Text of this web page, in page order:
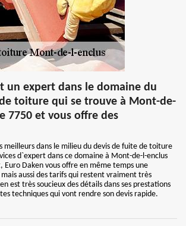
un expert dans le domaine du
toiture qui se trouve à Mont-de-
7750 et vous offre des
meilleurs dans le milieu du devis de fuite de toiture
d`expert dans ce domaine à Mont-de-l-enclus
Euro Daken vous offre en même temps une
aussi des tarifs qui restent vraiment très
est très soucieux des détails dans ses prestations
techniques qui vont rendre son devis rapide.